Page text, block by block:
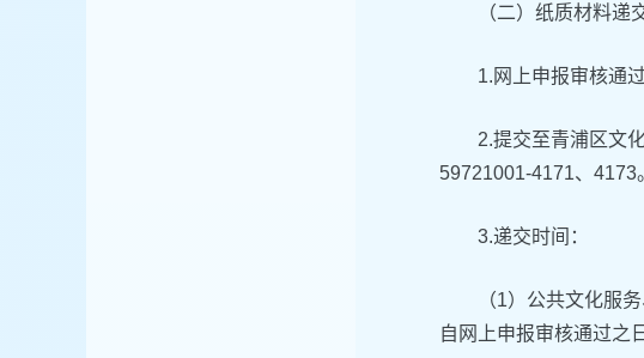
（二）纸质材料递
1.网上申报审核通
2.提交至青浦区文
59721001-4171、4173
3.递交时间：
（1）公共文化服
自网上申报审核通过之